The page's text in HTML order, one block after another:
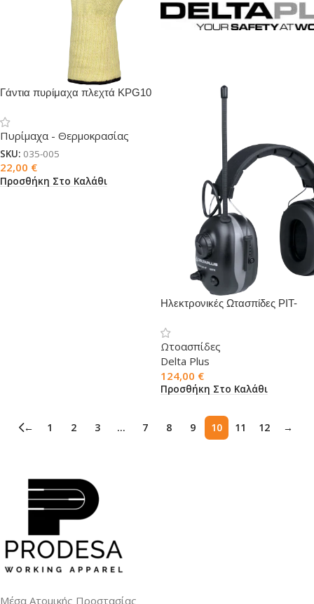
Γάντια πυρίμαχα πλεχτά KPG10
Πυρίμαχα - Θερμοκρασίας
SKU: 035-005
22,00 €
Προσθήκη Στο Καλάθι
Ηλεκτρονικές Ωτασπίδες PIT-
Ωτοασπίδες
Delta Plus
124,00 €
Προσθήκη Στο Καλάθι
← 1 2 3 … 7 8 9 10 11 12 →
Μέσα Ατομικής Προστασίας